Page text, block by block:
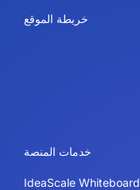
خريطة الموقع
خدمات المنصة
IdeaScale Whiteboard